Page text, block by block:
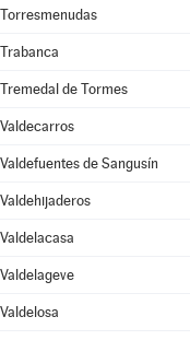
Torresmenudas
Trabanca
Tremedal de Tormes
Valdecarros
Valdefuentes de Sangusín
Valdehijaderos
Valdelacasa
Valdelageve
Valdelosa